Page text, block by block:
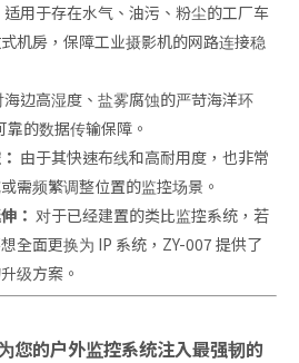
适用于存在水气、油污、粉尘的工厂车
机房，保障工业摄影机的网路连接稳
海边高湿度、盐雾腐蚀的严苛海洋环
的数据传输保障。
由于其快速布线和高耐用度，也非常
需频繁调整位置的监控场景。
： 对于已经建置的类比监控系统，若
全面更换为 IP 系统，ZY-007 提供了
级方案。
您的户外监控系统注入最强韧的